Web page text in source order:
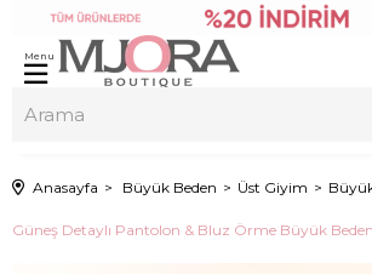
Menu
Anasayfa Büyük Beden Üst Giyim
Güneş Detaylı Pantolon & Bluz Örme Büyük